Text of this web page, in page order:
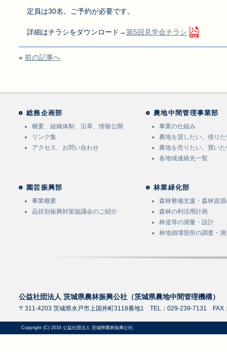
定員は30名。ご予約が必要です。
詳細はチラシをダウンロード→第5回見学会チラシ
« 前の記事へ
総務企画部
概要、組織体制、沿革、情報公開
リンク集
アクセス、お問い合わせ
園芸振興部
事業概要
品目別振興対策協議会のご紹介
農地中間管理事業部
事業の仕組み
農地を貸したい、借り
農地を売りたい、買い
各地域連絡先一覧
林業緑化部
森林整備支援・森林資
森林の利活用計画
林道等の測量・設計
林地崩壊箇所の調査・
公益社団法人 茨城県農林振興公社（茨城県農地中間管理機構）
〒311-4203 茨城県水戸市上国井町3118番地1 TEL：029-239-7131 FAX
Copyright (C) 2016 公益社団法人 茨城県農林振興公社.